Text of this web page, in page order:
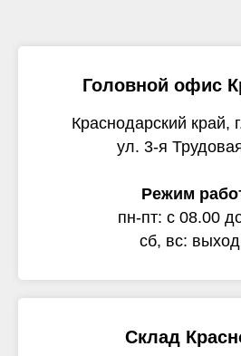
Головной офис
Краснодарский край,
ул. 3-я
Режим
пн-пт: с 08.00
сб, вс:
Склад